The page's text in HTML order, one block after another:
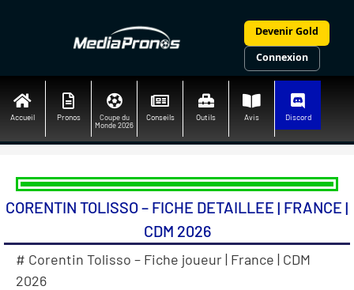
Devenir Gold
Connexion
Accueil Pronos
Coupe du
Monde 2026
Conseils Outils Avis Discord
CORENTIN TOLISSO – FICHE DETAILLEE | FRANCE |
CDM 2026
# Corentin Tolisso – Fiche joueur | France | CDM
2026